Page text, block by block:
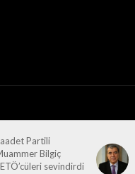
Partili
Bilgiç
sevindirdi